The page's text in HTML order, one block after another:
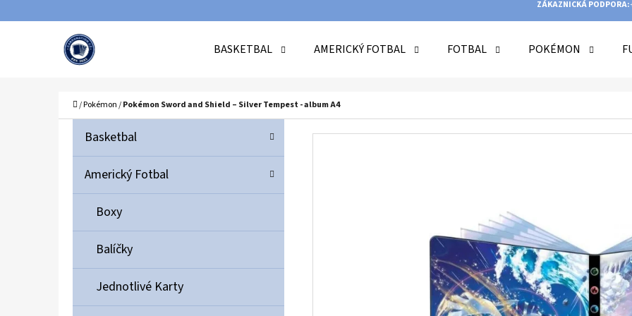
ZÁKAZNICKÁ PODPORA:
BASKETBAL AMERICKÝ FOTBAL FOTBAL POKÉMON
Domů
/Pokémon/Pokémon Sword and Shield – Silver Tempest - album A4
Přeskočit
kategorie
K
T
G
R
E
Basketbal
Americký Fotbal
Boxy
Balíčky
Jednotlivé Karty
Zpět
Zpět